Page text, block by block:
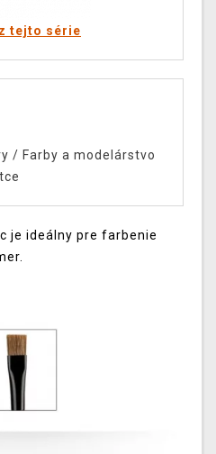
tejto série
/ Farby a modelárstvo
je ideálny pre farbenie
.